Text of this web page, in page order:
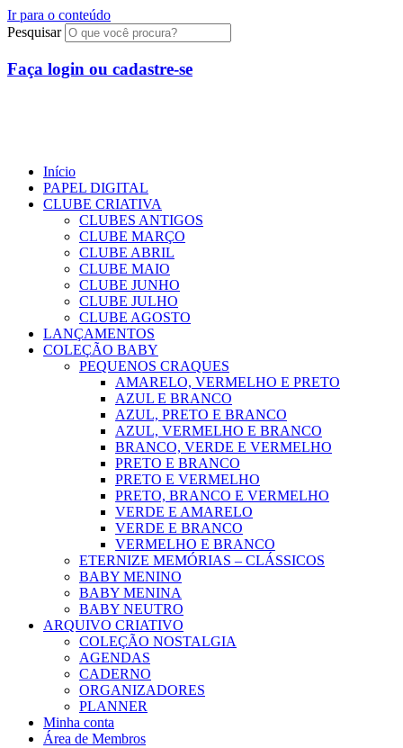
Ir para o conteúdo
Pesquisar
Faça login ou cadastre-se
Início
PAPEL DIGITAL
CLUBE CRIATIVA
CLUBES ANTIGOS
CLUBE MARÇO
CLUBE ABRIL
CLUBE MAIO
CLUBE JUNHO
CLUBE JULHO
CLUBE AGOSTO
LANÇAMENTOS
COLEÇÃO BABY
PEQUENOS CRAQUES
AMARELO, VERMELHO E PRETO
AZUL E BRANCO
AZUL, PRETO E BRANCO
AZUL, VERMELHO E BRANCO
BRANCO, VERDE E VERMELHO
PRETO E BRANCO
PRETO E VERMELHO
PRETO, BRANCO E VERMELHO
VERDE E AMARELO
VERDE E BRANCO
VERMELHO E BRANCO
ETERNIZE MEMÓRIAS – CLÁSSICOS
BABY MENINO
BABY MENINA
BABY NEUTRO
ARQUIVO CRIATIVO
COLEÇÃO NOSTALGIA
AGENDAS
CADERNO
ORGANIZADORES
PLANNER
Minha conta
Área de Membros